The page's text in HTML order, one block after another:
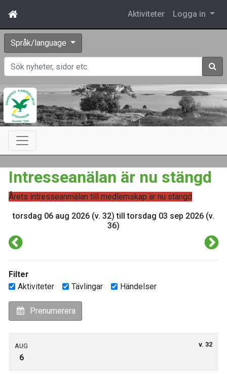
Aktiviteter Logga in
Språk/language
Sök
Intresseanälan är nu stängd
Årets intresseanmälan till medlemskap är nu stängd
torsdag 06 aug 2026 (v. 32) till torsdag 03 sep 2026 (v.
36)
Filter
Aktiviteter
Tävlingar Händelser
Prenumerera
AUG
6
v. 32